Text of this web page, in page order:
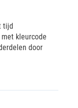
tijd
kleurcode
door